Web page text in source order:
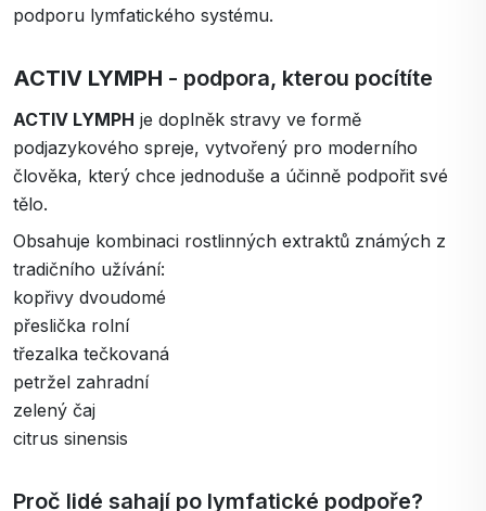
podporu lymfatického systému.
ACTIV LYMPH - podpora, kterou pocítíte
ACTIV LYMPH je doplněk stravy ve formě
podjazykového spreje, vytvořený pro moderního
člověka, který chce jednoduše a účinně podpořit své
tělo.
Obsahuje kombinaci rostlinných extraktů známých z
tradičního užívání:
kopřivy dvoudomé
přeslička rolní
třezalka tečkovaná
petržel zahradní
zelený čaj
citrus sinensis
Proč lidé sahají po lymfatické podpoře?